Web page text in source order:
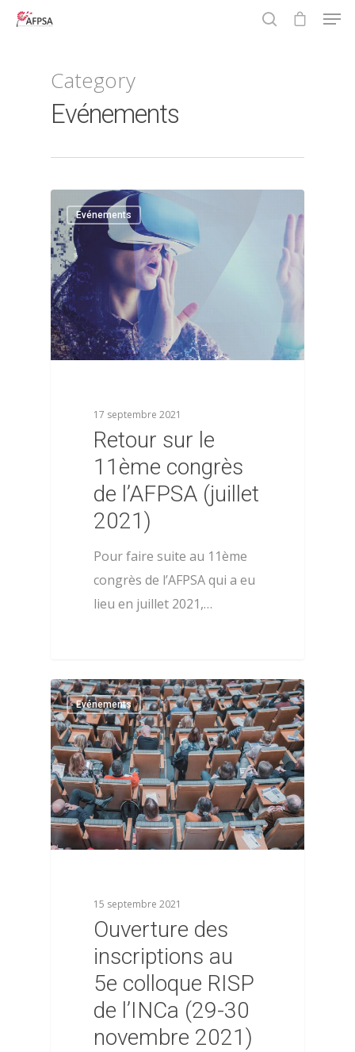
Hit enter to search or ESC to close
Category
Evénements
Evénements
17 septembre 2021
Retour sur le
11ème congrès
de l’AFPSA (juillet
2021)
Pour faire suite au 11ème
congrès de l’AFPSA qui a eu
lieu en juillet 2021,…
Evénements
15 septembre 2021
Ouverture des
inscriptions au
5e colloque RISP
de l’INCa (29-30
novembre 2021)
0